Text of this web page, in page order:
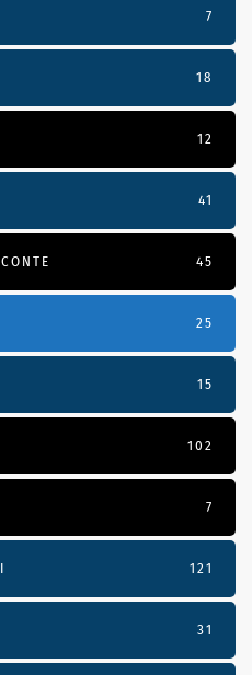
7
18
12
41
45
25
15
102
7
121
31